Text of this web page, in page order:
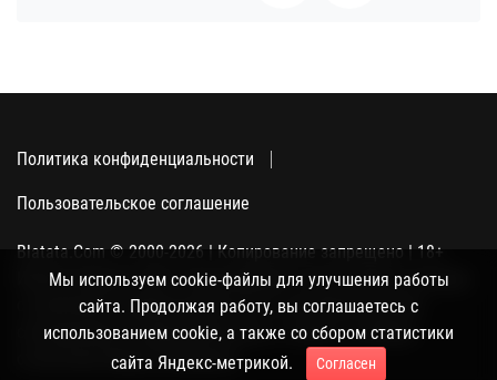
Политика конфиденциальности
Пользовательское соглашение
Blatata.Com © 2000-2026 | Копирование запрещено | 18+
Использование сайта подразумевает ваше полное согласие
с политикой конфиденциальности, пользовательским
соглашением и поддержкой куки, а также со сбором
статистики Яндекс-метрикой.
Мы используем cookie-файлы для улучшения работы
сайта. Продолжая работу, вы соглашаетесь с
использованием cookie, а также со сбором статистики
сайта Яндекс-метрикой.
Согласен